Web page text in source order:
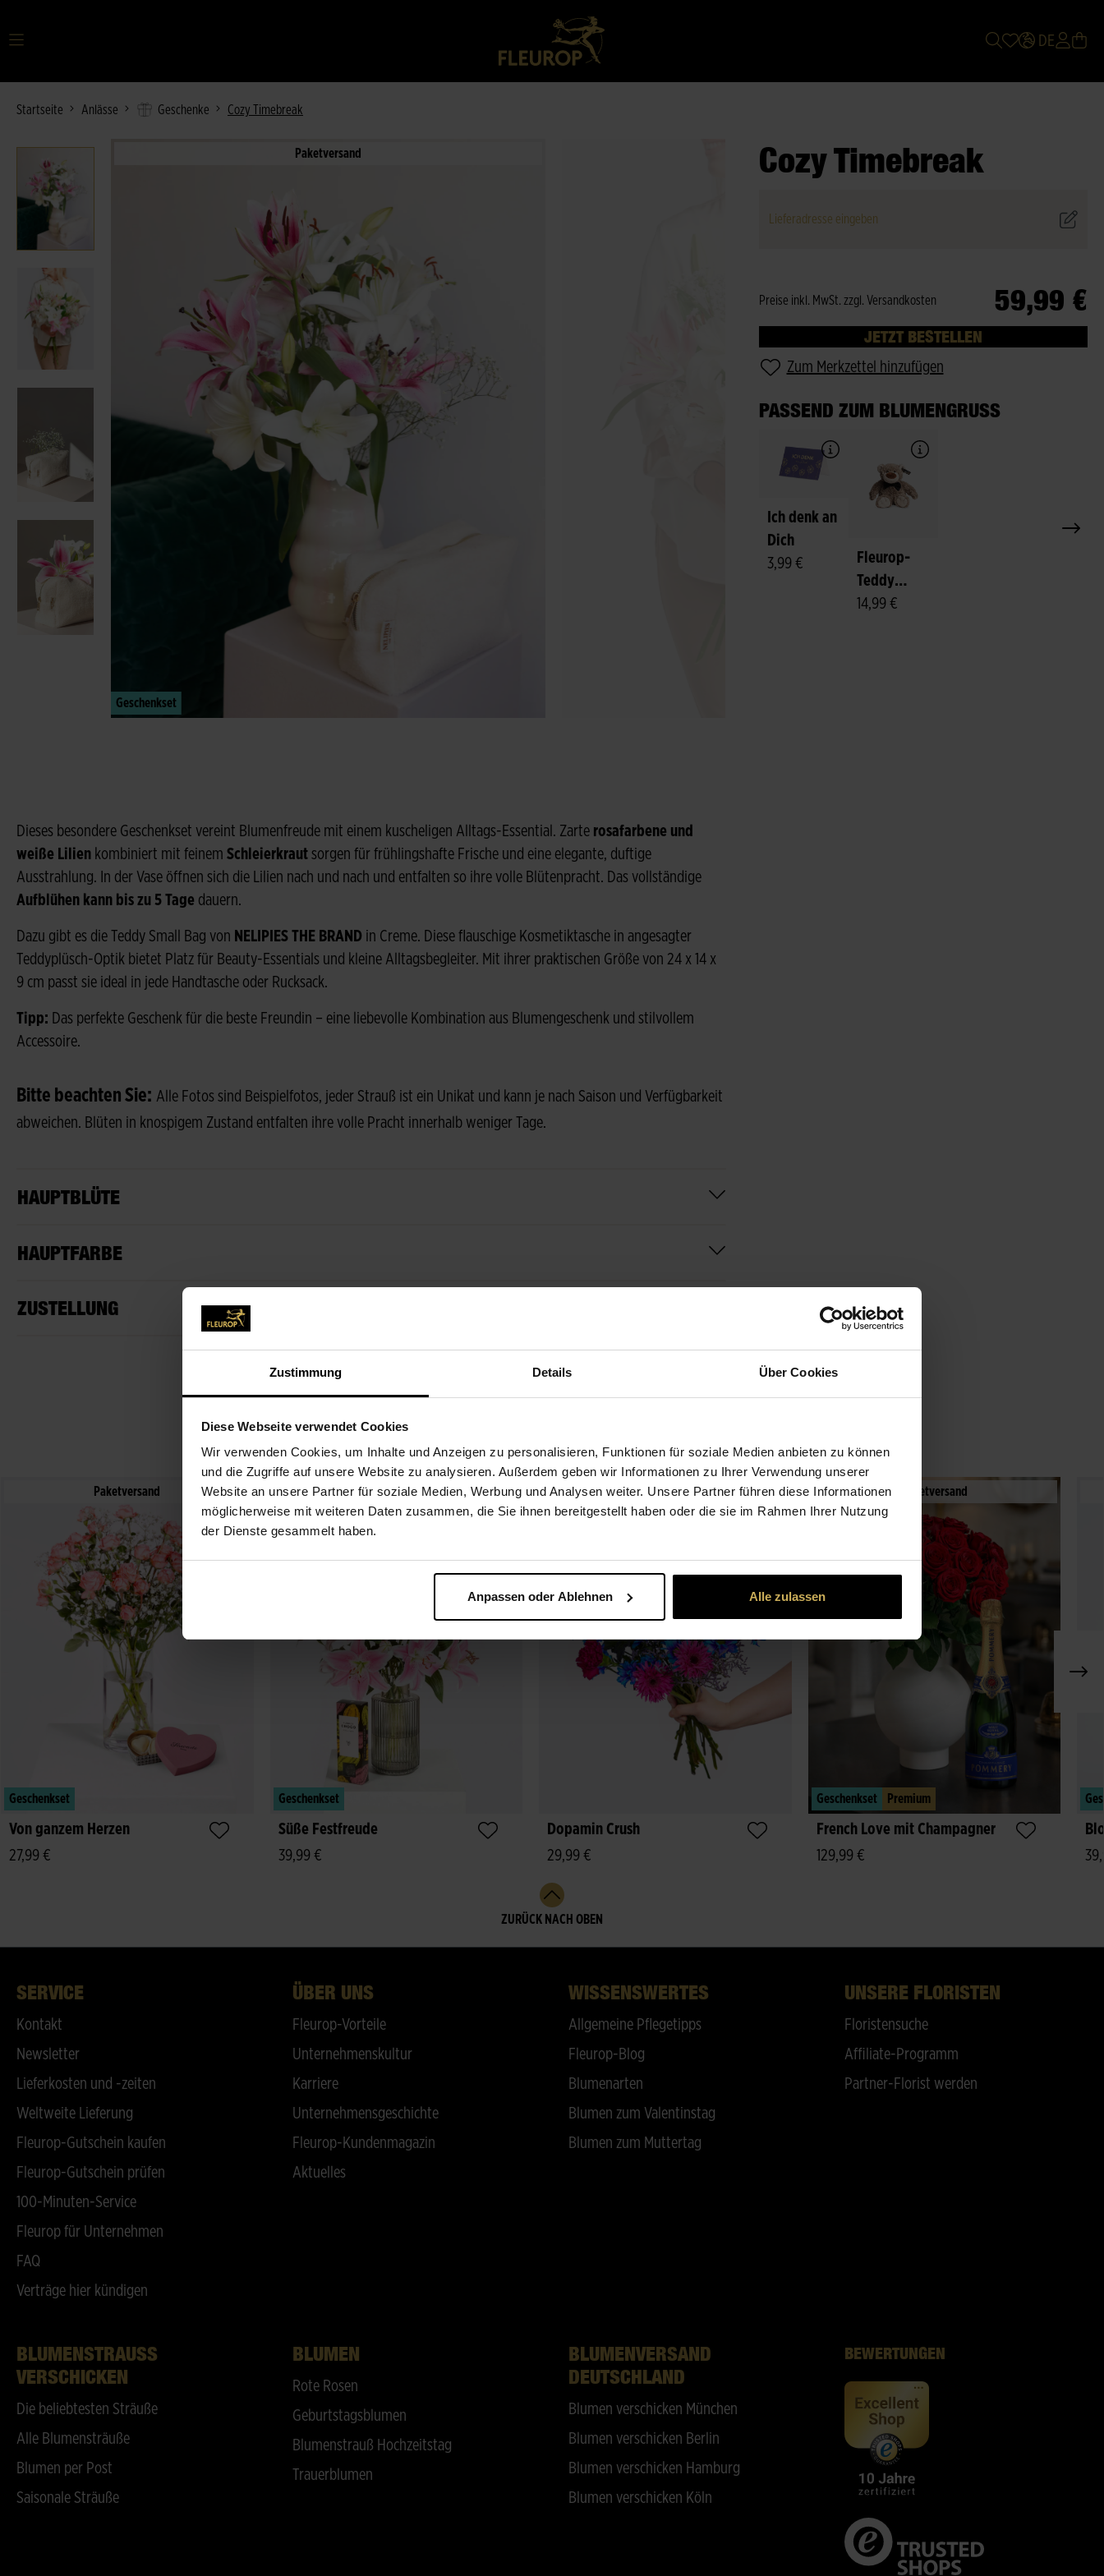
Zustimmung Details Über Cookies
Diese Webseite verwendet Cookies
Wir verwenden Cookies, um Inhalte und Anzeigen zu personalisieren, Funktionen für soziale Medien anbieten zu können
und die Zugriffe auf unsere Website zu analysieren. Außerdem geben wir Informationen zu Ihrer Verwendung unserer
Website an unsere Partner für soziale Medien, Werbung und Analysen weiter. Unsere Partner führen diese Informationen
möglicherweise mit weiteren Daten zusammen, die Sie ihnen bereitgestellt haben oder die sie im Rahmen Ihrer Nutzung
der Dienste gesammelt haben.
Anpassen oder Ablehnen Alle zulassen
DE
Startseite Anlässe Geschenke Cozy Timebreak
Paketversand
Geschenkset
Cozy Timebreak
Lieferadresse eingeben
59,99 €
Preise inkl. MwSt. zzgl. Versandkosten
JETZT BESTELLEN
Zum Merkzettel hinzufügen
PASSEND ZUM BLUMENGRUSS
Ich denk an
Dich
3,99 €
Fleurop-
Teddy
"Felix"
14,99 €
Dieses besondere Geschenkset vereint Blumenfreude mit einem kuscheligen Alltags-Essential. Zarte rosafarbene und
weiße Lilien kombiniert mit feinem Schleierkraut sorgen für frühlingshafte Frische und eine elegante, duftige
Ausstrahlung. In der Vase öffnen sich die Lilien nach und nach und entfalten so ihre volle Blütenpracht. Das vollständige
Aufblühen kann bis zu 5 Tage dauern.
Dazu gibt es die Teddy Small Bag von NELIPIES THE BRAND in Creme. Diese flauschige Kosmetiktasche in angesagter
Teddyplüsch-Optik bietet Platz für Beauty-Essentials und kleine Alltagsbegleiter. Mit ihrer praktischen Größe von 24 x 14 x
9 cm passt sie ideal in jede Handtasche oder Rucksack.
Tipp: Das perfekte Geschenk für die beste Freundin – eine liebevolle Kombination aus Blumengeschenk und stilvollem
Accessoire.
Bitte beachten Sie: Alle Fotos sind Beispielfotos, jeder Strauß ist ein Unikat und kann je nach Saison und Verfügbarkeit
abweichen. Blüten in knospigem Zustand entfalten ihre volle Pracht innerhalb weniger Tage.
HAUPTBLÜTE
HAUPTFARBE
ZUSTELLUNG
WEITERE BLUMEN FÜR SIE
Paketversand
Geschenkset
Von ganzem Herzen
27,99 €
Paketversand
Geschenkset
Süße Festfreude
39,99 €
Paketversand, lieferbar ab 12.08.
Dopamin Crush
29,99 €
Paketversand
Geschenkset Premium
French Love mit Champagner
129,99 €
ZURÜCK NACH OBEN
SERVICE
Kontakt
Newsletter
Lieferkosten und -zeiten
Weltweite Lieferung
Fleurop-Gutschein kaufen
Fleurop-Gutschein prüfen
100-Minuten-Service
Fleurop für Unternehmen
FAQ
Verträge hier kündigen
ÜBER UNS
Fleurop-Vorteile
Unternehmenskultur
Karriere
Unternehmensgeschichte
Fleurop-Kundenmagazin
Aktuelles
WISSENSWERTES
Allgemeine Pflegetipps
Fleurop-Blog
Blumenarten
Blumen zum Valentinstag
Blumen zum Muttertag
UNSERE FLORISTEN
Floristensuche
Affiliate-Programm
Partner-Florist werden
BLUMENSTRAUSS V
ERSCHICKEN
Die beliebtesten Sträuße
Alle Blumensträuße
Blumen per Post
Saisonale Sträuße
BLUMEN
Rote Rosen
Geburtstagsblumen
Blumenstrauß Hochzeitstag
Trauerblumen
BLUMENVERSAND
DEUTSCHLAND
Blumen verschicken München
Blumen verschicken Berlin
Blumen verschicken Hamburg
Blumen verschicken Köln
BEWERTUNGEN